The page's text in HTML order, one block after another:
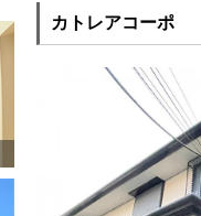
カトレアコーポ